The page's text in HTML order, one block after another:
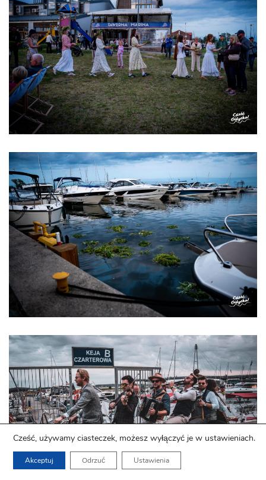
Cześć, używamy ciasteczek, możesz wyłączyć je w ustawieniach.
Akceptuj Odrzuć Ustawienia